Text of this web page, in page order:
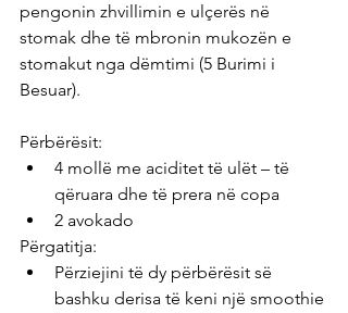
pengonin zhvillimin e ulçerës në
stomak dhe të mbronin mukozën e
stomakut nga dëmtimi (5 Burimi i
Besuar).
Përbërësit:
4 mollë me aciditet të ulët – të
qëruara dhe të prera në copa
2 avokado
Përgatitja:
Përziejini të dy përbërësit së
bashku derisa të keni një smoothie